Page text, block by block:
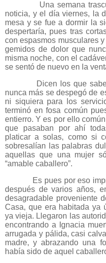
Una semana
noticia, y el día viernes, la
mesa y se fue a dormir la
despertaría, pues tras
con espasmos musculares
gemidos de dolor que
misma noche, con el
se sentó de nuevo en la
Dicen los que
nunca más se despegó de
ni siquiera para los
terminó en fosa común
entierro. Y es por ello
que pasaban por ahí
platicar a solas, como si
sobresalían las palabras
aquellas que una mujer
“amable caballero”.
Es pues por eso
después de varios años,
desagradable proveniente
Casa, que era habitada ya
ya vieja. Llegaron las
encontrando a Ignacia
arrugada y pálida, casi
madre, y abrazando una
había sido de aquel